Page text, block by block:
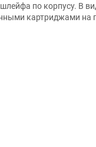
по корпусу. В
картриджами на